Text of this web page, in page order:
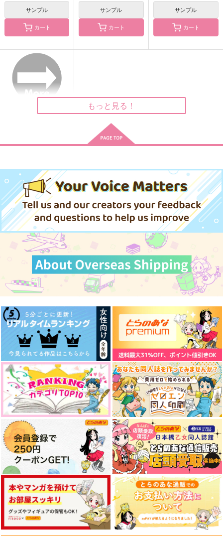
アルバートが泣いてる
兎にも角にも
787
サンプル
作品詳細
からあげ定食
629円 （税込）
観音坂独歩×有栖川帝統
サンプル
作品詳細
阿吽
ポッポコーン
858円（税込）
伊弉冉一二三×観音坂独歩
サンプル
作品詳細
aiaiiou
GOZOUROPPU
（税込）
サンプル
作品詳細
profile
ltw
605円（税込）
神宮寺寂雷×観音坂独歩
サンプル
それは君が彼のこと
を。
HHA
920円（税込）
観音坂独歩
サンプル
祝日
冠婚相殺
707円（税込）
観音坂独歩×神宮寺寂雷
サンプル
サンプル
カート
サンプル
カート
サンプル
カート
もっと見る！